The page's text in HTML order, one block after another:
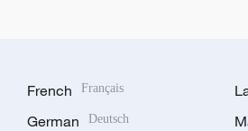
French Français
German Deutsch